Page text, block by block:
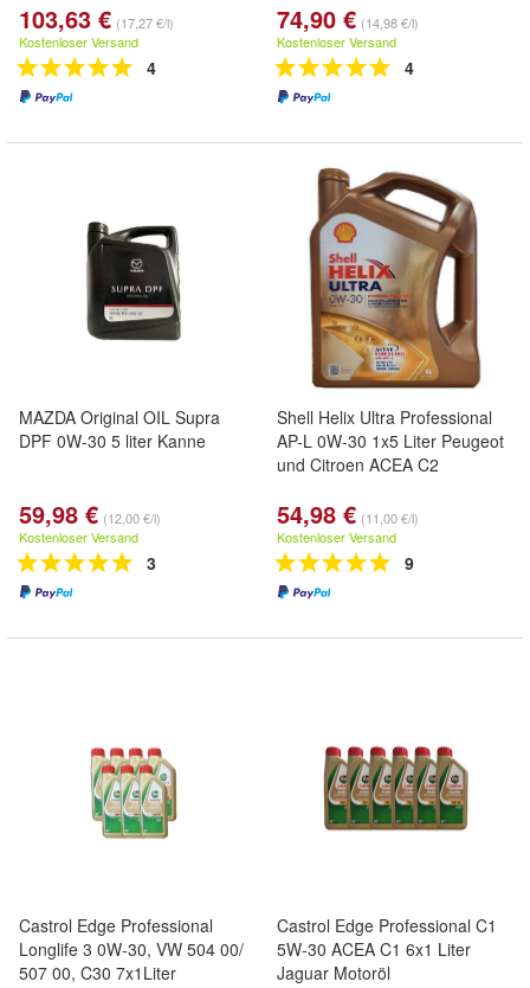
103,63 € (17,27 €/l)
Kostenloser Versand
4
74,90 € (14,98 €/l)
Kostenloser Versand
4
MAZDA Original OIL Supra
DPF 0W-30 5 liter Kanne
59,98 € (12,00 €/l)
Kostenloser Versand
3
Shell Helix Ultra Professional
AP-L 0W-30 1x5 Liter Peugeot
und Citroen ACEA C2
54,98 € (11,00 €/l)
Kostenloser Versand
9
Castrol Edge Professional
Longlife 3 0W-30, VW 504 00/
507 00, C30 7x1Liter
Castrol Edge Professional C1
5W-30 ACEA C1 6x1 Liter
Jaguar Motoröl